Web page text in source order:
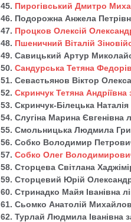
45. Пирогівський Дмитро
46. Подорожна Анжела
47. Процков Олексій
48. Пшеничний Віталій
49. Савицький Артур
50. Сандурська Тетяна
51. Севастьянов Віктор
52. Скринчук Тетяна Андріївна
53. Скринчук-Білецька
54. Слугіна Марина Євгенівна
55. Смольницька Людмила
56. Собко Володимир
57. Собко Олег
58. Сторцева Світлана
59. Сторцевий Юрій
60. Стринадко Майя Іванівна
61. Сьомко Анатолій
62. Турлай Людмила Іванівна